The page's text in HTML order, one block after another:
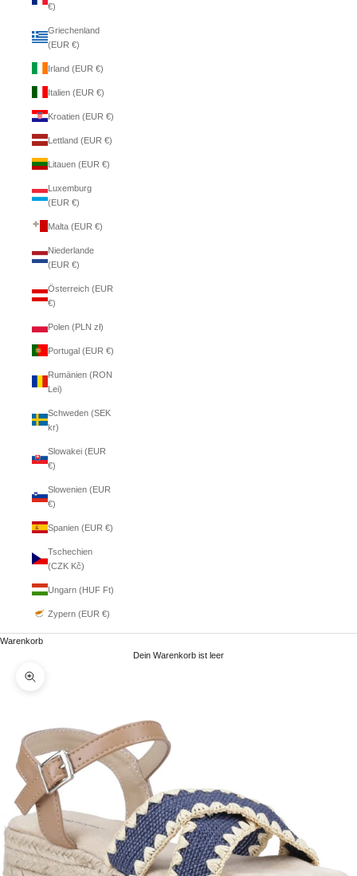
€)
Griechenland
(EUR €)
Irland (EUR €)
Italien (EUR €)
Kroatien (EUR €)
Lettland (EUR €)
Litauen (EUR €)
Luxemburg
(EUR €)
Malta (EUR €)
Niederlande
(EUR €)
Österreich (EUR
€)
Polen (PLN zł)
Portugal (EUR €)
Rumänien (RON
Lei)
Schweden (SEK
kr)
Slowakei (EUR
€)
Slowenien (EUR
€)
Spanien (EUR €)
Tschechien
(CZK Kč)
Ungarn (HUF Ft)
Zypern (EUR €)
Warenkorb
Dein Warenkorb ist leer
Bild vergrößern